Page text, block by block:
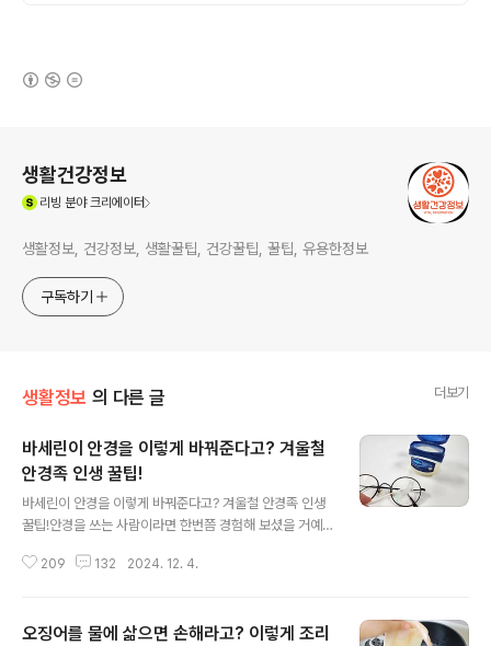
생활건강정보
리빙 분야 크리에이터
생활정보, 건강정보, 생활꿀팁, 건강꿀팁, 꿀팁, 유용한정보
구독하기
생활정보 의 다른 글 더보기
바세린이 안경을 이렇게 바꿔준다고? 겨울철
안경족 인생 꿀팁!
바세린이 안경을 이렇게 바꿔준다고? 겨울철 안경족 인생
꿀팁!안경을 쓰는 사람이라면 한번쯤 경험해 보셨을 거예
즈 때문에 불편한 것들. 이런 불편함을 해결해줄 간단한 비
접 해보시면 기대 이상의 효과를 체감하실 수 있답니다! 바
209 132 2024. 12. 4.
오징어를 물에 삶으면 손해라고? 이렇게 조리